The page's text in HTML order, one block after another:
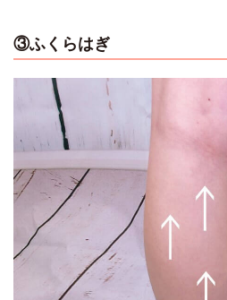
③ふくらはぎ